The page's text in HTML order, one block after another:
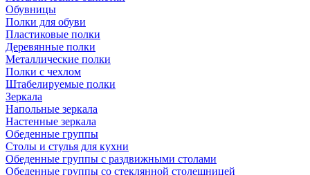
Обувницы
Полки для обуви
Пластиковые полки
Деревянные полки
Металлические полки
Полки с чехлом
Штабелируемые полки
Зеркала
Напольные зеркала
Настенные зеркала
Обеденные группы
Столы и стулья для кухни
Обеденные группы с раздвижными столами
Обеденные группы со стеклянной столешницей